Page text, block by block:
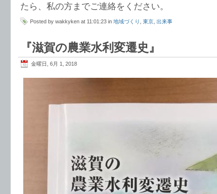
たら、私の方までご連絡をください。
Posted by wakkyken at 11:01:23 in 地域づくり , 東京, 出来事
『滋賀の農業水利変遷史』
金曜日, 6月 1, 2018